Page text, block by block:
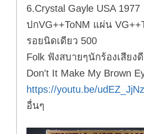
6.Crystal Gayle USA 1977
ปกVG++ToNM แผ่น
รอยนิดเดียว 500
Folk ฟังสบายๆนักร้องเสียง
Don't It Make My Brown
https://youtu.be/
อื่นๆ